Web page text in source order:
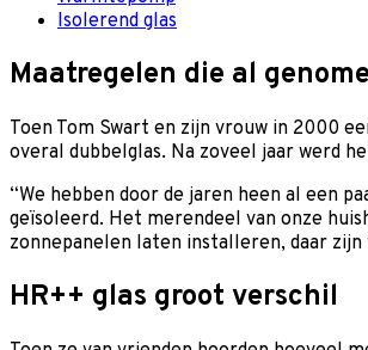
Isolerend glas
Maatregelen die al
Toen Tom Swart en zijn vrouw in 2000
overal dubbelglas. Na zoveel jaar werd
“We hebben door de jaren heen al een
geïsoleerd. Het merendeel van onze
zonnepanelen laten installeren, daar zijn
HR++ glas groot verschil